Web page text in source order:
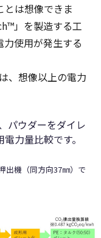
とは想像できま
」を製造する工
使用が発生する
、想像以上の電力
パウダーをダイレ
力量比較です。
出機（同方向37㎜）で